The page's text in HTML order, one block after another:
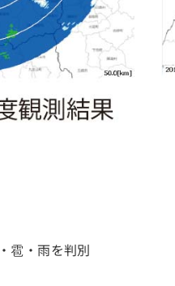
雹・雨を判別